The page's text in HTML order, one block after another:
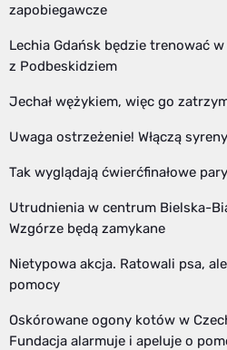
zapobiegawcze
Lechia Gdańsk będzie trenować
z Podbeskidziem
Jechał wężykiem, więc go
Uwaga ostrzeżenie! Włączą syreny
Tak wyglądają ćwierćfinałowe
Utrudnienia w centrum Bielska-
Wzgórze będą zamykane
Nietypowa akcja. Ratowali psa,
pomocy
Oskórowane ogony kotów w
Fundacja alarmuje i apeluje o